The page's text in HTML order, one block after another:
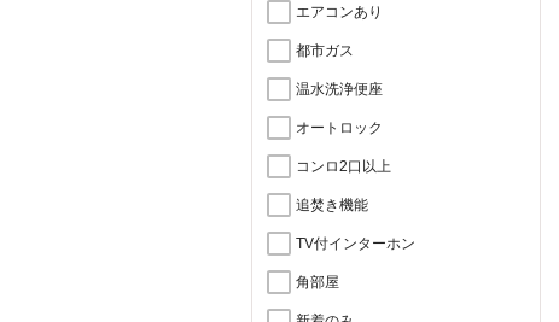
エアコンあり
都市ガス
温水洗浄便座
オートロック
コンロ2口以上
追焚き機能
TV付インターホン
角部屋